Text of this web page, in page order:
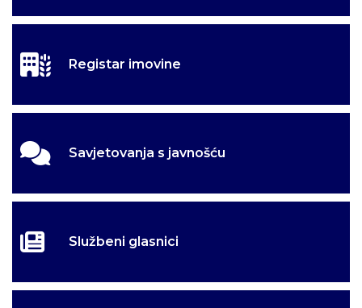
Registar imovine
Savjetovanja s javnošću
Službeni glasnici